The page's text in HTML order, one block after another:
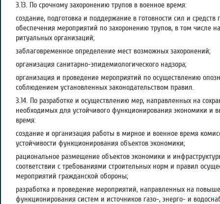
3.13. По срочному захоронению трупов в военное время:
создание, подготовка и поддержание в готовности сил и
обеспечения мероприятий по захоронению трупов, в том числе
ритуальных организаций;
заблаговременное определение мест возможных захоронений;
организация санитарно-эпидемиологического надзора;
организация и проведение мероприятий по осуществлению
соблюдением установленных законодательством правил.
3.14. По разработке и осуществлению мер, направленных на
необходимых для устойчивого функционирования экономики и
время:
создание и организация работы в мирное и военное время
устойчивости функционирования объектов экономики;
рациональное размещение объектов экономики и
соответствии с требованиями строительных норм и правил
мероприятий гражданской обороны;
разработка и проведение мероприятий, направленных на
функционирования систем и источников газо-, энерго- и